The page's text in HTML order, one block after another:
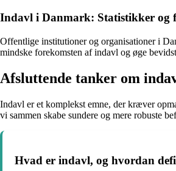
Indavl i Danmark: Statistikker og
Offentlige institutioner og organisationer i
mindske forekomsten af indavl og øge
Afsluttende tanker om
Indavl er et komplekst emne, der kræver
vi sammen skabe sundere og mere robuste
Hvad er indavl, og hvordan